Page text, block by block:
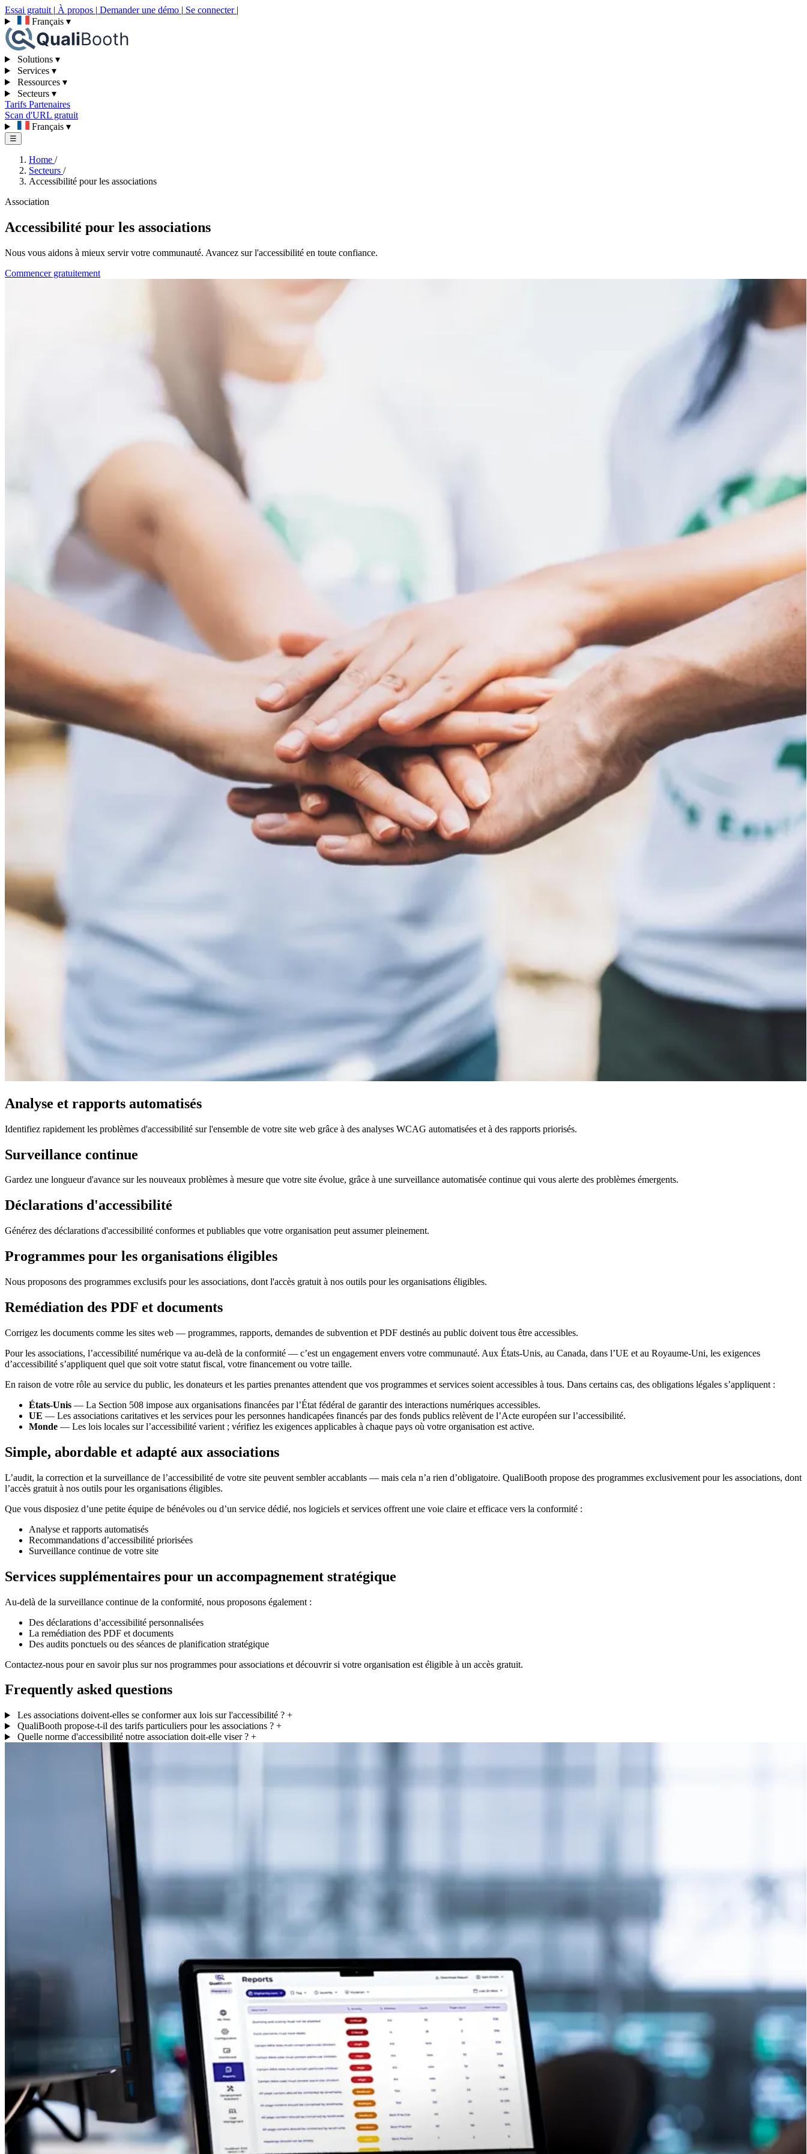
Essai gratuit | À propos | Demander une démo | Se connecter |
Français ▾
Solutions ▾
Services ▾
Ressources ▾
Secteurs ▾
Tarifs Partenaires
Scan d'URL gratuit
Français ▾
☰
Home /
Secteurs /
Accessibilité pour les associations
Association
Accessibilité pour les associations
Nous vous aidons à mieux servir votre communauté. Avancez sur l'accessibilité en toute confiance.
Commencer gratuitement
Analyse et rapports automatisés
Identifiez rapidement les problèmes d'accessibilité sur l'ensemble de votre site web grâce à des analyses WCAG automatisées et à des rapports priorisés.
Surveillance continue
Gardez une longueur d'avance sur les nouveaux problèmes à mesure que votre site évolue, grâce à une surveillance automatisée continue qui vous alerte des problèmes émergents.
Déclarations d'accessibilité
Générez des déclarations d'accessibilité conformes et publiables que votre organisation peut assumer pleinement.
Programmes pour les organisations éligibles
Nous proposons des programmes exclusifs pour les associations, dont l'accès gratuit à nos outils pour les organisations éligibles.
Remédiation des PDF et documents
Corrigez les documents comme les sites web — programmes, rapports, demandes de subvention et PDF destinés au public doivent tous être accessibles.
Pour les associations, l’accessibilité numérique va au-delà de la conformité — c’est un engagement envers votre communauté. Aux États-Unis, au Canada, dans l’UE et au Royaume-Uni, les exigences
d’accessibilité s’appliquent quel que soit votre statut fiscal, votre financement ou votre taille.
En raison de votre rôle au service du public, les donateurs et les parties prenantes attendent que vos programmes et services soient accessibles à tous. Dans certains cas, des obligations légales s’appliquent :
États-Unis — La Section 508 impose aux organisations financées par l’État fédéral de garantir des interactions numériques accessibles.
UE — Les associations caritatives et les services pour les personnes handicapées financés par des fonds publics relèvent de l’Acte européen sur l’accessibilité.
Monde — Les lois locales sur l’accessibilité varient ; vérifiez les exigences applicables à chaque pays où votre organisation est active.
Simple, abordable et adapté aux associations
L’audit, la correction et la surveillance de l’accessibilité de votre site peuvent sembler accablants — mais cela n’a rien d’obligatoire. QualiBooth propose des programmes exclusivement pour les associations, dont
l’accès gratuit à nos outils pour les organisations éligibles.
Que vous disposiez d’une petite équipe de bénévoles ou d’un service dédié, nos logiciels et services offrent une voie claire et efficace vers la conformité :
Analyse et rapports automatisés
Recommandations d’accessibilité priorisées
Surveillance continue de votre site
Services supplémentaires pour un accompagnement stratégique
Au-delà de la surveillance continue de la conformité, nous proposons également :
Des déclarations d’accessibilité personnalisées
La remédiation des PDF et documents
Des audits ponctuels ou des séances de planification stratégique
Contactez-nous pour en savoir plus sur nos programmes pour associations et découvrir si votre organisation est éligible à un accès gratuit.
Frequently asked questions
Les associations doivent-elles se conformer aux lois sur l'accessibilité ? +
QualiBooth propose-t-il des tarifs particuliers pour les associations ? +
Quelle norme d'accessibilité notre association doit-elle viser ? +